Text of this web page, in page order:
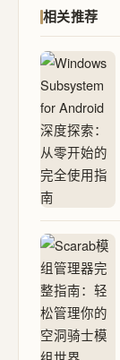
相关推荐